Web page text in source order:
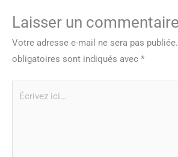
Laisser un commentaire
Votre adresse e-mail ne sera pas publiée.
obligatoires sont indiqués avec *